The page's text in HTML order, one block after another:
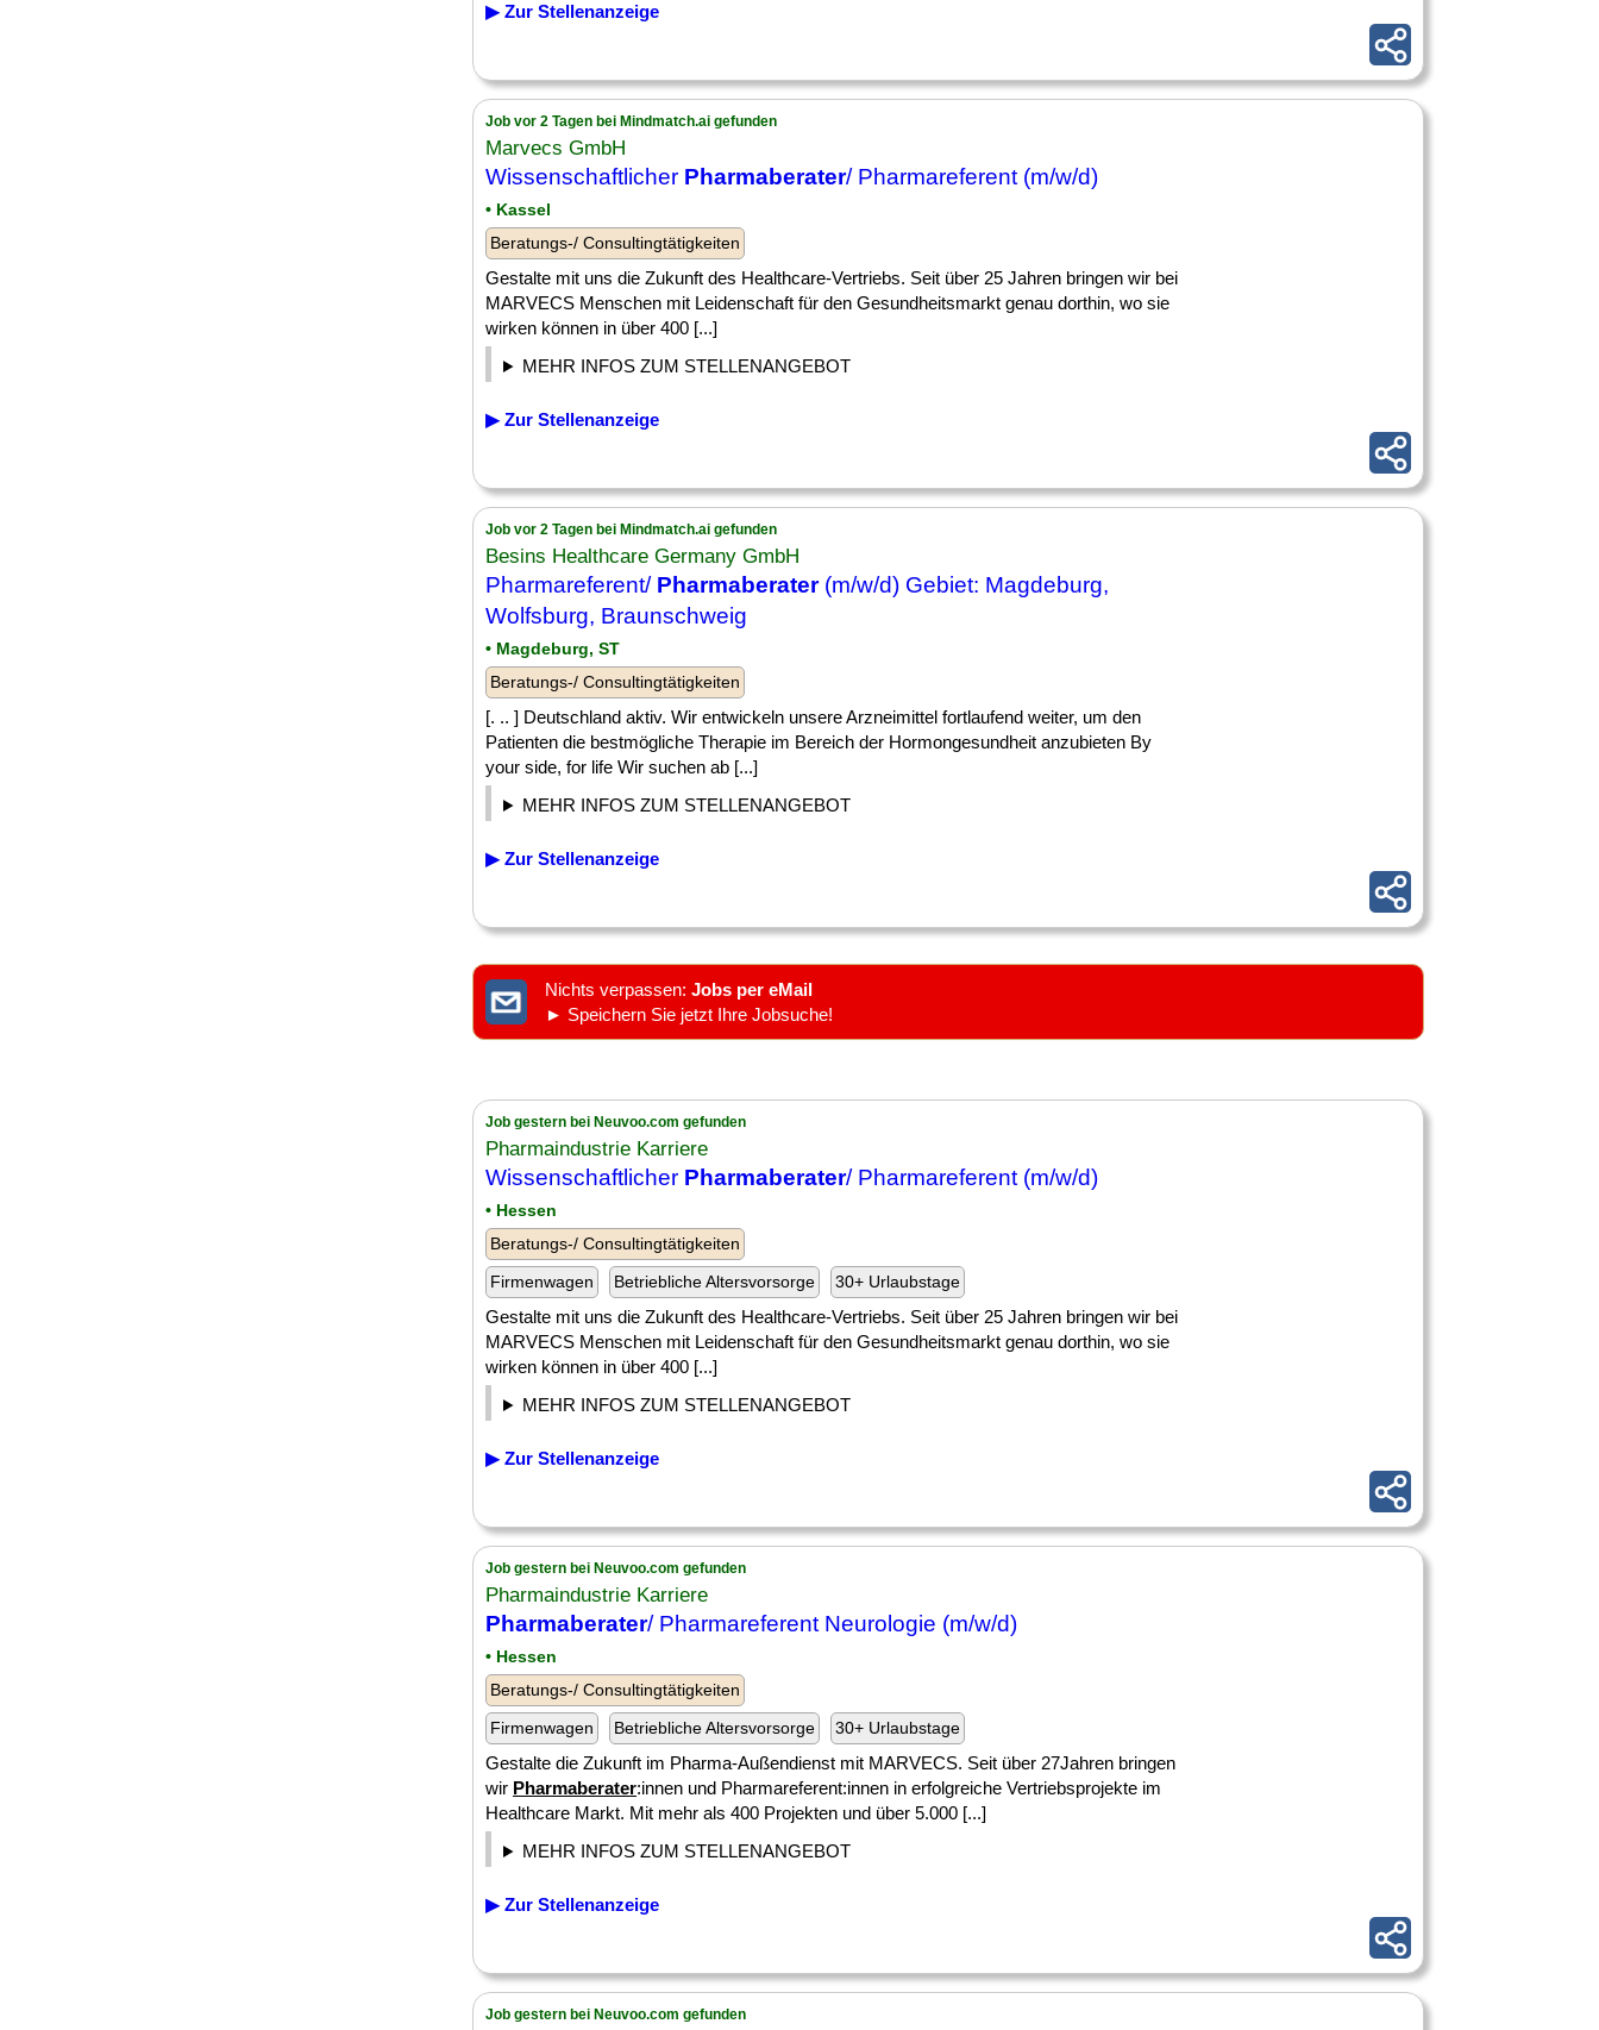
▶ Zur Stellenanzeige
Job vor 2 Tagen bei Mindmatch.ai gefunden
Marvecs GmbH
Wissenschaftlicher Pharmaberater/ Pharmareferent (m/w/d)
• Kassel
Beratungs-/ Consultingtätigkeiten
Gestalte mit uns die Zukunft des Healthcare-Vertriebs. Seit über 25 Jahren bringen wir bei
MARVECS Menschen mit Leidenschaft für den Gesundheitsmarkt genau dorthin, wo sie
wirken können in über 400 [...]
MEHR INFOS ZUM STELLENANGEBOT
▶ Zur Stellenanzeige
Job vor 2 Tagen bei Mindmatch.ai gefunden
Besins Healthcare Germany GmbH
Pharmareferent/ Pharmaberater(m/w/d) Gebiet: Magdeburg,
Wolfsburg, Braunschweig
• Magdeburg, ST
Beratungs-/ Consultingtätigkeiten
[. .. ] Deutschland aktiv. Wir entwickeln unsere Arzneimittel fortlaufend weiter, um den
Patienten die bestmögliche Therapie im Bereich der Hormongesundheit anzubieten By
your side, for life Wir suchen ab [...]
MEHR INFOS ZUM STELLENANGEBOT
▶ Zur Stellenanzeige
Nichts verpassen: Jobs per eMail
► Speichern Sie jetzt Ihre Jobsuche!
Job gestern bei Neuvoo.com gefunden
Pharmaindustrie Karriere
Wissenschaftlicher Pharmaberater/ Pharmareferent (m/w/d)
• Hessen
Beratungs-/ Consultingtätigkeiten
Firmenwagen
Betriebliche Altersvorsorge 30+ Urlaubstage
Gestalte mit uns die Zukunft des Healthcare-Vertriebs. Seit über 25 Jahren bringen wir bei
MARVECS Menschen mit Leidenschaft für den Gesundheitsmarkt genau dorthin, wo sie
wirken können in über 400 [...]
MEHR INFOS ZUM STELLENANGEBOT
▶ Zur Stellenanzeige
Job gestern bei Neuvoo.com gefunden
Pharmaindustrie Karriere
Pharmaberater/ Pharmareferent Neurologie (m/w/d)
• Hessen
Beratungs-/ Consultingtätigkeiten
Firmenwagen
Betriebliche Altersvorsorge 30+ Urlaubstage
Gestalte die Zukunft im Pharma-Außendienst mit MARVECS. Seit über 27Jahren bringen
wir Pharmaberater:innen und Pharmareferent:innen in erfolgreiche Vertriebsprojekte im
Healthcare Markt. Mit mehr als 400 Projekten und über 5.000 [...]
MEHR INFOS ZUM STELLENANGEBOT
▶ Zur Stellenanzeige
Job gestern bei Neuvoo.com gefunden